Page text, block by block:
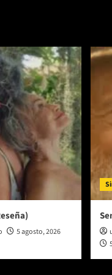
5 agosto, 2026